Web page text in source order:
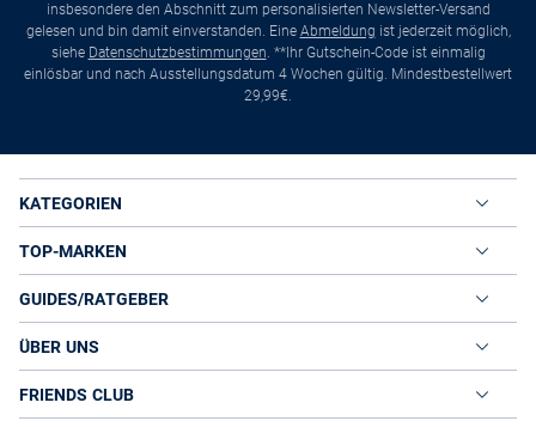
insbesondere den Abschnitt zum personalisierten Newsletter-Versand
gelesen und bin damit einverstanden. Eine Abmeldung ist jederzeit möglich,
siehe Datenschutzbestimmungen. **Ihr Gutschein-Code ist einmalig
einlösbar und nach Ausstellungsdatum 4 Wochen gültig. Mindestbestellwert
29,99€.
KATEGORIEN
TOP-MARKEN
GUIDES/RATGEBER
ÜBER UNS
FRIENDS CLUB